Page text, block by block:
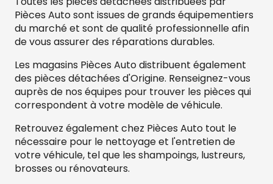
Pièces Auto sont issues de grands équipementiers
du marché et sont de qualité professionnelle afin
de vous assurer des réparations durables.
Les magasins Pièces Auto distribuent également
des pièces détachées d'Origine. Renseignez-vous
auprès de nos équipes pour trouver les pièces qui
correspondent à votre modèle de véhicule.
Retrouvez également chez Pièces Auto tout le
nécessaire pour le nettoyage et l'entretien de
votre véhicule, tel que les shampoings, lustreurs,
brosses ou rénovateurs.